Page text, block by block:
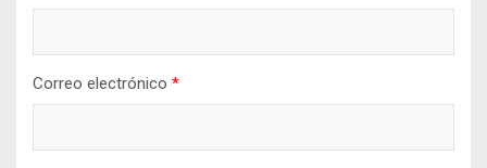
Correo electrónico *